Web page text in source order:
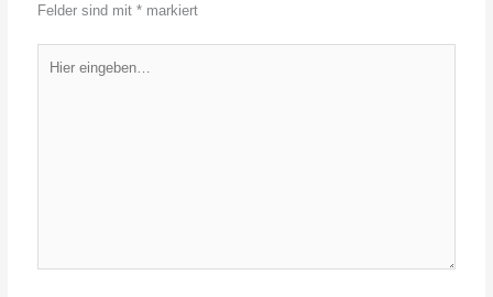
Felder sind mit* markiert
eingeben…